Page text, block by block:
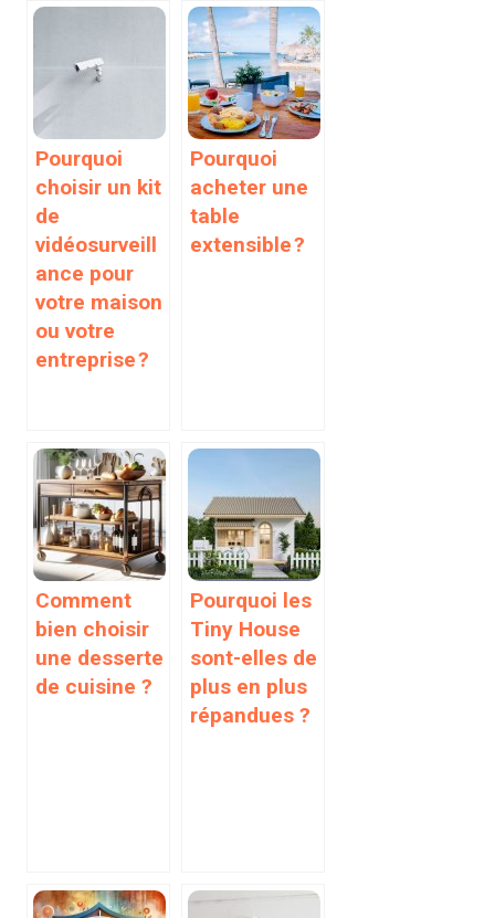
Pourquoi
choisir un kit
de
vidéosurveill
ance pour
votre maison
ou votre
entreprise ?
Pourquoi
acheter une
table
extensible ?
Comment
bien choisir
une desserte
de cuisine ?
Pourquoi les
Tiny House
sont-elles de
plus en plus
répandues ?